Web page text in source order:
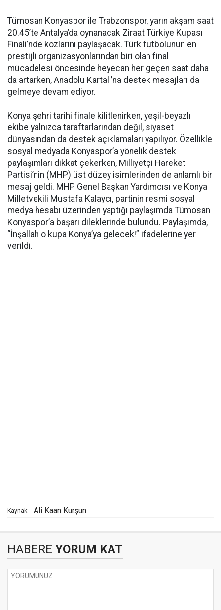
Tümosan Konyaspor ile Trabzonspor, yarın akşam saat
20.45’te Antalya’da oynanacak Ziraat Türkiye Kupası
Finali’nde kozlarını paylaşacak. Türk futbolunun en
prestijli organizasyonlarından biri olan final
mücadelesi öncesinde heyecan her geçen saat daha
da artarken, Anadolu Kartalı’na destek mesajları da
gelmeye devam ediyor.
Konya şehri tarihi finale kilitlenirken, yeşil-beyazlı
ekibe yalnızca taraftarlarından değil, siyaset
dünyasından da destek açıklamaları yapılıyor. Özellikle
sosyal medyada Konyaspor’a yönelik destek
paylaşımları dikkat çekerken, Milliyetçi Hareket
Partisi’nin (MHP) üst düzey isimlerinden de anlamlı bir
mesaj geldi. MHP Genel Başkan Yardımcısı ve Konya
Milletvekili Mustafa Kalaycı, partinin resmi sosyal
medya hesabı üzerinden yaptığı paylaşımda Tümosan
Konyaspor’a başarı dileklerinde bulundu. Paylaşımda,
“İnşallah o kupa Konya’ya gelecek!” ifadelerine yer
verildi.
Kaynak: Ali Kaan Kurşun
HABERE YORUM KAT